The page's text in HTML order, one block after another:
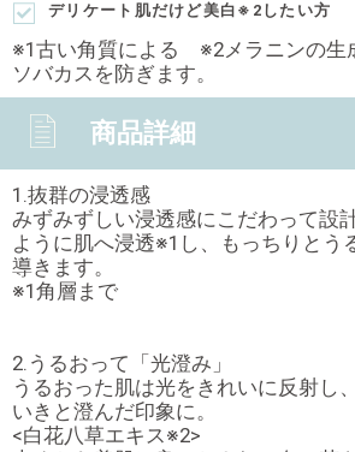
デリケート肌だけど美白※2したい方
※1古い角質による ※2メラニンの生
ソバカスを防ぎます。
商品詳細
1.抜群の浸透感
みずみずしい浸透感にこだわって設
ように肌へ浸透※1し、もっちりとう
導きます。
※1角層まで
2.うるおって「光澄み」
うるおった肌は光をきれいに反射し
いきと澄んだ印象に。
<白花八草エキス※2>